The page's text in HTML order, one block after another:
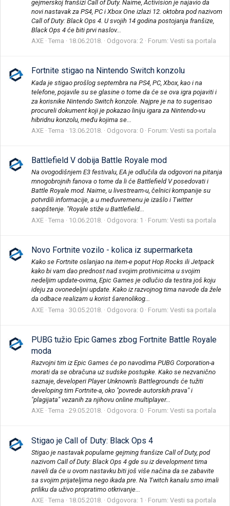
gejmerskoj franšizi Call of Duty. Naime, Activision je najavio da
novi nastavak za PS4, PC i Xbox One izlazi 12. oktobra pod nazivom
Call of Duty: Black Ops 4. U svojih 14 godina postojanja franšize,
Black Ops 4 će biti prvi naslov...
AXE Tema 18.06.2018. Odgovora: 2 Forum: Vesti sa portala
Fortnite stigao na Nintendo Switch konzolu
Kada je stigao prošlog septembra na PS4, PC, Xbox, kao i na
telefone, pojavile su se glasine o tome da će se ova igra pojaviti i
za korisnike Nintendo Switch konzole. Najpre je na to sugerisao
procureli dokument koji je pokazao liniju igara za Nintendo-vu
hibridnu konzolu, među kojima se...
AXE Tema 13.06.2018. Odgovora: 0 Forum: Vesti sa portala
Battlefield V dobija Battle Royale mod
Na ovogodišnjem E3 festivalu, EA je odlučila da odgovori na pitanja
mnogobrojnih fanova o tome da li će Battlefield V posedovati i
Battle Royale mod. Naime, u livestream-u, čelnici kompanije su
potvrdili informacije, a u međuvremenu je izašlo i Twitter
saopštenje. "Royale stiže u Battlefield...
AXE Tema 10.06.2018. Odgovora: 1 Forum: Vesti sa portala
Novo Fortnite vozilo - kolica iz supermarketa
Kako se Fortnite oslanjao na item-e poput Hop Rocks ili Jetpack
kako bi vam dao prednost nad svojim protivnicima u svojim
nedeljim update-ovima, Epic Games je odlučio da testira još koju
ideju za ovonedeljni update. Kako iz razvojnog tima navode da žele
da odbace realizam u korist šarenolikog...
AXE Tema 30.05.2018. Odgovora: 0 Forum: Vesti sa portala
PUBG tužio Epic Games zbog Fortnite Battle Royale
moda
Razvojni tim iz Epic Games će po navodima PUBG Corporation-a
morati da se obračuna uz sudske postupke. Kako se nezvanično
saznaje, developeri Player Unknown's Battlegrounds će tužiti
developing tim Fortnite-a, oko "povrede autorskih prava" i
"plagijata" vezanih za njihovu online multiplayer...
AXE Tema 29.05.2018. Odgovora: 0 Forum: Vesti sa portala
Stigao je Call of Duty: Black Ops 4
Stigao je nastavak popularne gejming franšize Call of Duty, pod
nazivom Call of Duty: Black Ops 4 gde su iz development tima
naveli da će u ovom nastavku biti još više načina da se zabavite
sa svojim prijateljima nego ikada pre. Na Twitch kanalu smo imali
priliku da uživo propratimo otkrivanje...
AXE Tema 18.05.2018. Odgovora: 1 Forum: Vesti sa portala